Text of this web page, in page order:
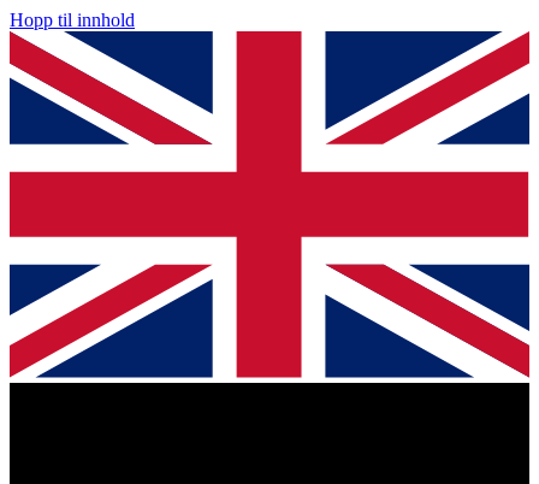
Hopp til innhold